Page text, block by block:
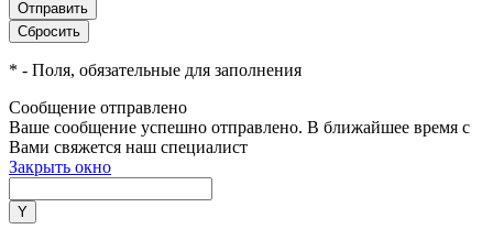
* - Поля, обязательные для заполнения
Сообщение отправлено
Ваше сообщение успешно отправлено. В ближайшее время с
Вами свяжется наш специалист
Закрыть окно